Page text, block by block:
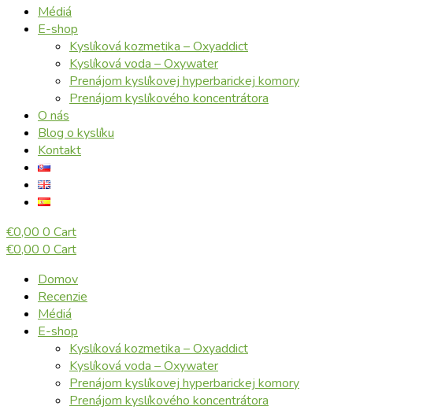
Médiá
E-shop
Kyslíková kozmetika – Oxyaddict
Kyslíková voda – Oxywater
Prenájom kyslíkovej hyperbarickej komory
Prenájom kyslíkového koncentrátora
O nás
Blog o kyslíku
Kontakt
€0,00 0 Cart
€0,00 0 Cart
Domov
Recenzie
Médiá
E-shop
Kyslíková kozmetika – Oxyaddict
Kyslíková voda – Oxywater
Prenájom kyslíkovej hyperbarickej komory
Prenájom kyslíkového koncentrátora